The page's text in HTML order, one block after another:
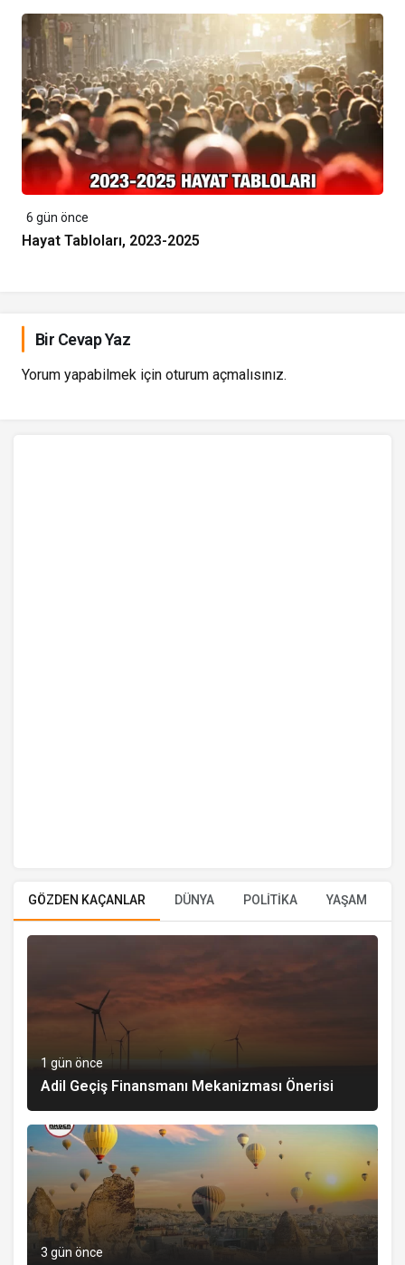
6 gün önce
Hayat Tabloları, 2023-2025
Bir Cevap Yaz
Yorum yapabilmek için oturum açmalısınız.
GÖZDEN KAÇANLAR DÜNYA POLİTİKA YAŞAM
1 gün önce
Adil Geçiş Finansmanı Mekanizması Önerisi
3 gün önce